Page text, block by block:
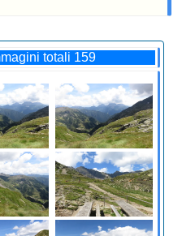
totali 159